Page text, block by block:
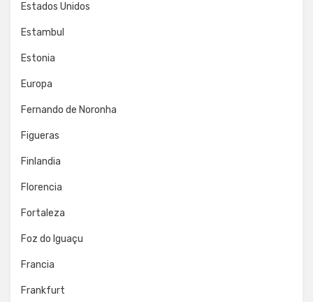
Estados Unidos
Estambul
Estonia
Europa
Fernando de Noronha
Figueras
Finlandia
Florencia
Fortaleza
Foz do Iguaçu
Francia
Frankfurt